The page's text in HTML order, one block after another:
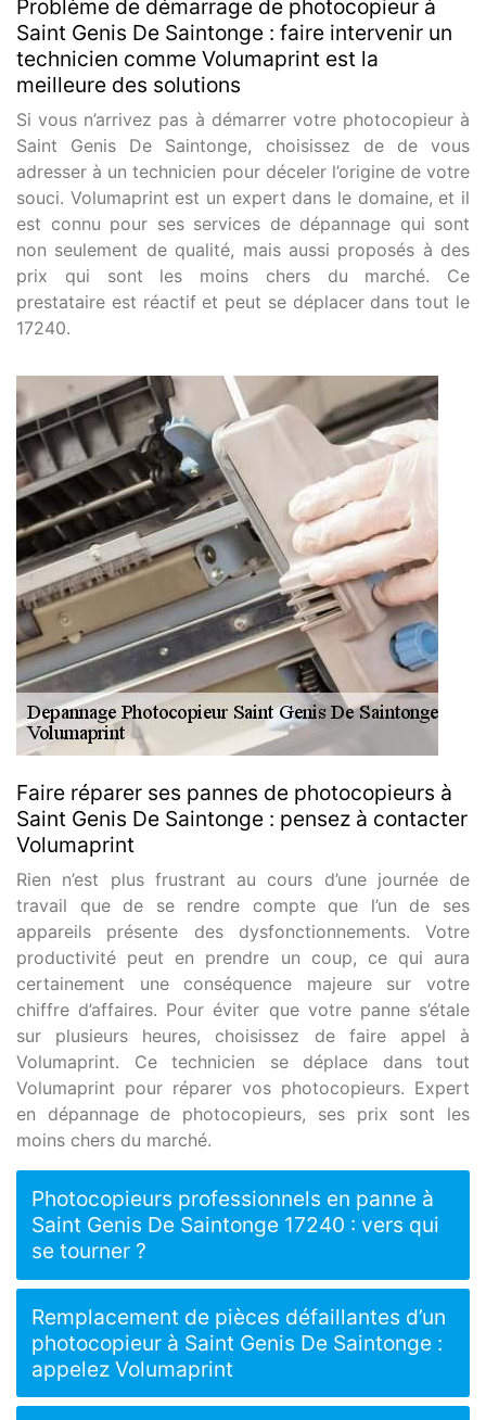
Problème de démarrage de photocopieur à
Saint Genis De Saintonge : faire intervenir un
technicien comme Volumaprint est la
meilleure des solutions
Si vous n’arrivez pas à démarrer votre photocopieur à
Saint Genis De Saintonge, choisissez de de vous
adresser à un technicien pour déceler l’origine de votre
souci. Volumaprint est un expert dans le domaine, et il
est connu pour ses services de dépannage qui sont
non seulement de qualité, mais aussi proposés à des
prix qui sont les moins chers du marché. Ce
prestataire est réactif et peut se déplacer dans tout le
17240.
Faire réparer ses pannes de photocopieurs à
Saint Genis De Saintonge : pensez à contacter
Volumaprint
Rien n’est plus frustrant au cours d’une journée de
travail que de se rendre compte que l’un de ses
appareils présente des dysfonctionnements. Votre
productivité peut en prendre un coup, ce qui aura
certainement une conséquence majeure sur votre
chiffre d’affaires. Pour éviter que votre panne s’étale
sur plusieurs heures, choisissez de faire appel à
Volumaprint. Ce technicien se déplace dans tout
Volumaprint pour réparer vos photocopieurs. Expert
en dépannage de photocopieurs, ses prix sont les
moins chers du marché.
Photocopieurs professionnels en panne à
Saint Genis De Saintonge 17240 : vers qui
se tourner ?
Remplacement de pièces défaillantes d’un
photocopieur à Saint Genis De Saintonge :
appelez Volumaprint